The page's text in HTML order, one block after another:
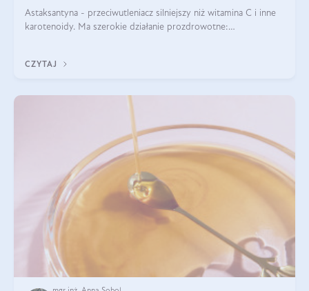
Astaksantyna - przeciwutleniacz silniejszy niż witamina C i inne
karotenoidy. Ma szerokie działanie prozdrowotne:
CZYTAJ